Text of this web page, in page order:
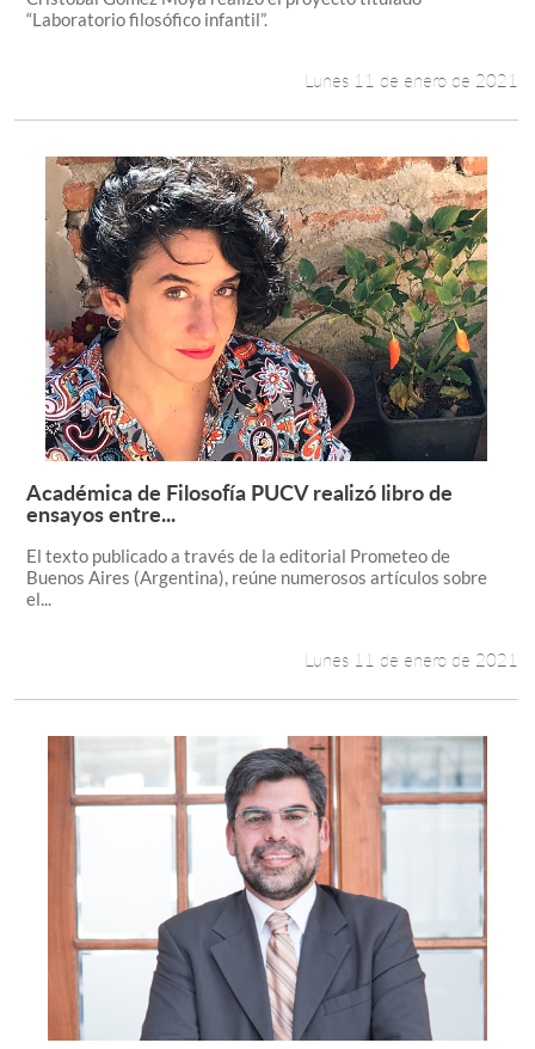
“Laboratorio filosófico infantil”.
Lunes 11 de enero de 2021
Leer más +
Académica de Filosofía PUCV realizó libro de
ensayos entre...
El texto publicado a través de la editorial Prometeo de
Buenos Aires (Argentina), reúne numerosos artículos sobre
el...
Lunes 11 de enero de 2021